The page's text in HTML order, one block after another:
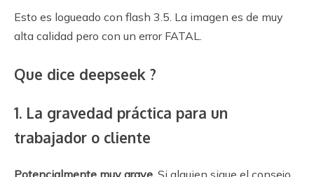
Esto es logueado con flash 3.5. La imagen es de muy
alta calidad pero con un error FATAL.
Que dice deepseek ?
1. La gravedad práctica para un
trabajador o cliente